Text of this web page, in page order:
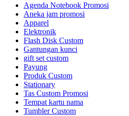
Agenda Notebook Promosi
Aneka jam promosi
Apparel
Elektronik
Flash Disk Custom
Gantungan kunci
gift set custom
Payung
Produk Custom
Stationary
Tas Custom Promosi
Tempat kartu nama
Tumbler Custom